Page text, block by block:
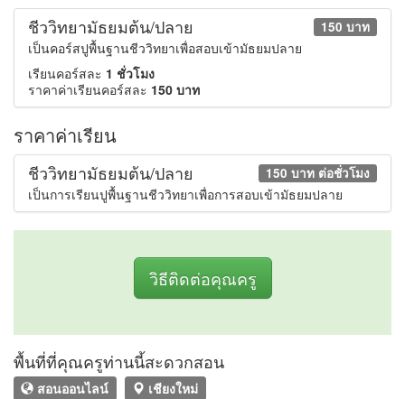
ชีววิทยามัธยมต้น/ปลาย 150 บาท
เป็นคอร์สปูพื้นฐานชีววิทยาเพื่อสอบเข้ามัธยมปลาย
เรียนคอร์สละ 1 ชั่วโมง
ราคาค่าเรียนคอร์สละ 150 บาท
ราคาค่าเรียน
ชีววิทยามัธยมต้น/ปลาย 150 บาท ต่อชั่วโมง
เป็นการเรียนปูพื้นฐานชีววิทยาเพื่อการสอบเข้ามัธยมปลาย
วิธีติดต่อคุณครู
พื้นที่ที่คุณครูท่านนี้สะดวกสอน
สอนออนไลน์ เชียงใหม่